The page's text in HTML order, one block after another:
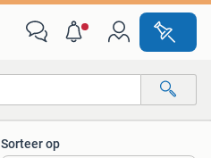
Sorteer op